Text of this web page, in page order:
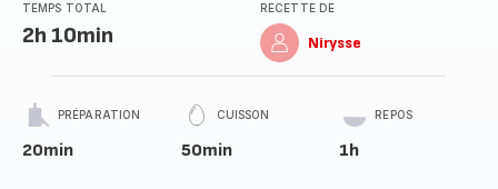
TEMPS TOTAL
2h 10min
RECETTE DE
Nirysse
PRÉPARATION
20min
CUISSON
50min
REPOS
1h